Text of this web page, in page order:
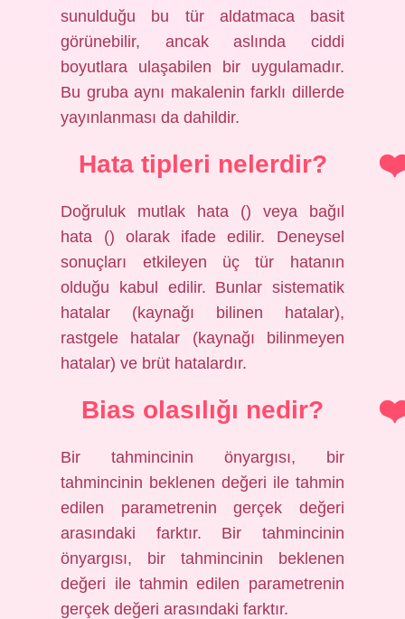
sunulduğu bu tür aldatmaca basit
görünebilir, ancak aslında ciddi
boyutlara ulaşabilen bir uygulamadır.
Bu gruba aynı makalenin farklı dillerde
yayınlanması da dahildir.
Hata tipleri nelerdir?
Doğruluk mutlak hata () veya bağıl
hata () olarak ifade edilir. Deneysel
sonuçları etkileyen üç tür hatanın
olduğu kabul edilir. Bunlar sistematik
hatalar (kaynağı bilinen hatalar),
rastgele hatalar (kaynağı bilinmeyen
hatalar) ve brüt hatalardır.
Bias olasılığı nedir?
Bir tahmincinin önyargısı, bir
tahmincinin beklenen değeri ile tahmin
edilen parametrenin gerçek değeri
arasındaki farktır. Bir tahmincinin
önyargısı, bir tahmincinin beklenen
değeri ile tahmin edilen parametrenin
gerçek değeri arasındaki farktır.